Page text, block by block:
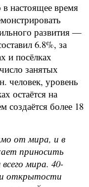
настоящее время
развития —
6.8%, за
и посёлках
занятых
человек, уровень
остаётся на
создаётся более 18
от мира, и в
приносить
мира. 40-
открытости